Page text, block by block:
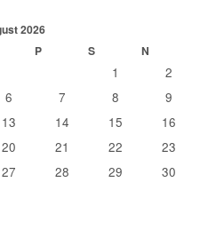
2026
P S N
1
2
6 7 8
9
13 14 15
16
20 21 22
23
27 28 29
30